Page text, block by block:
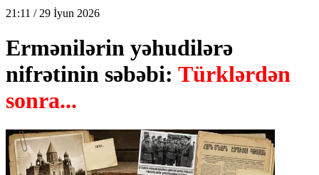
21:11 / 29 İyun 2026
Ermənilərin yəhudilərə
nifrətinin səbəbi: Türklərdən
sonra...